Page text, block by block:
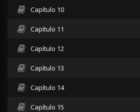
Capítulo 10
Capítulo 11
Capítulo 12
Capítulo 13
Capítulo 14
Capítulo 15